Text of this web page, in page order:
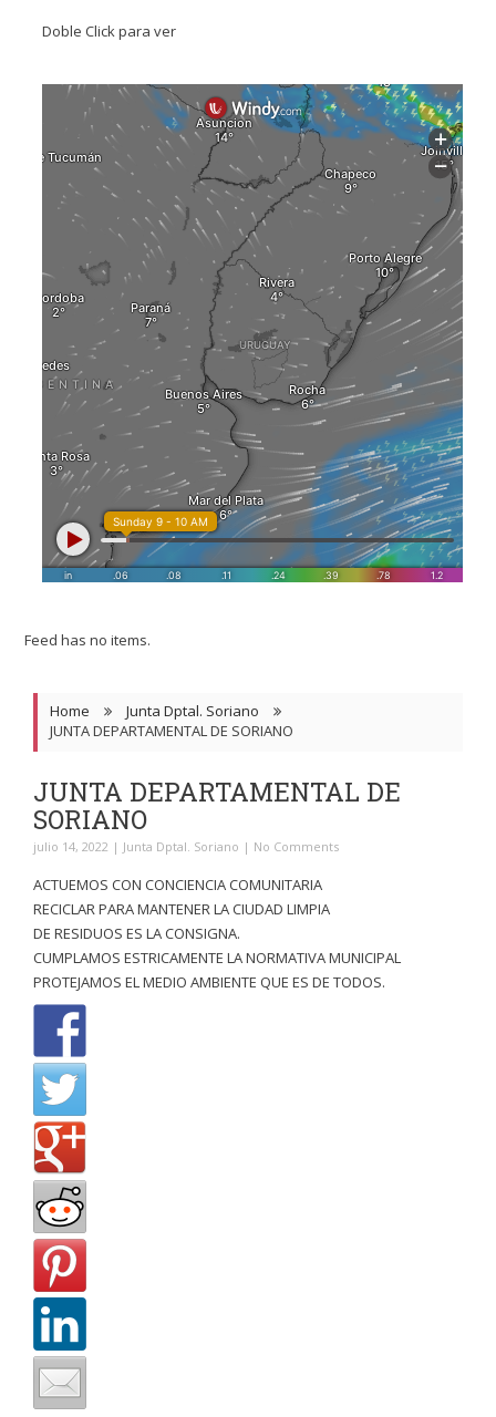
Doble Click para ver
Feed has no items.
Home
Junta Dptal. Soriano
JUNTA DEPARTAMENTAL DE SORIANO
JUNTA DEPARTAMENTAL DE
SORIANO
julio 14, 2022 | Junta Dptal. Soriano | No Comments
ACTUEMOS CON CONCIENCIA COMUNITARIA
RECICLAR PARA MANTENER LA CIUDAD LIMPIA
DE RESIDUOS ES LA CONSIGNA.
CUMPLAMOS ESTRICAMENTE LA NORMATIVA MUNICIPAL
PROTEJAMOS EL MEDIO AMBIENTE QUE ES DE TODOS.